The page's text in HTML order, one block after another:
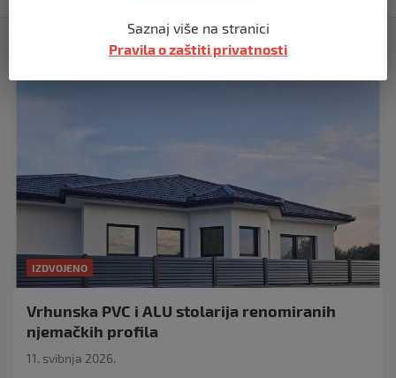
IZDVOJENO
Vrhunska PVC i ALU stolarija renomiranih
njemačkih profila
11. svibnja 2026.
Saznaj više na stranici
Pravila o zaštiti privatnosti